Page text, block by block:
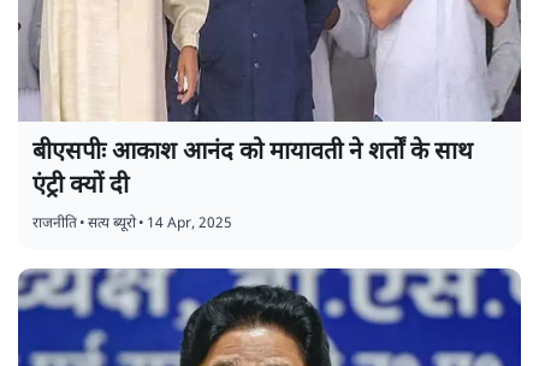
बीएसपीः आकाश आनंद को मायावती ने शर्तों के साथ
एंट्री क्यों दी
राजनीति•सत्य ब्यूरो• 14 Apr, 2025